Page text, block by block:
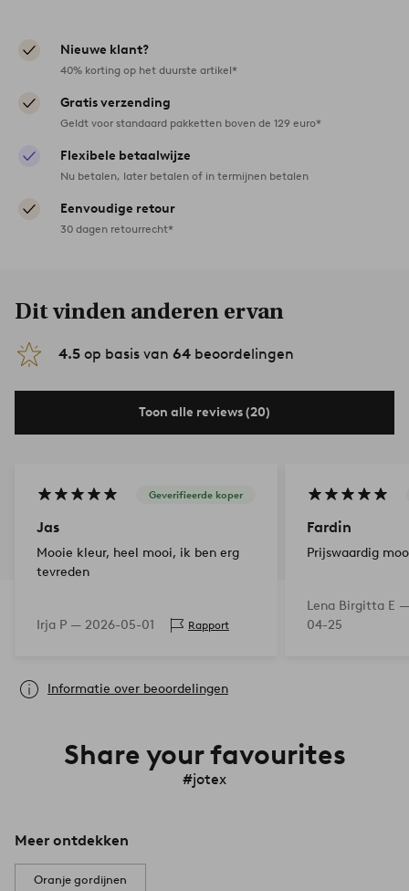
Nieuwe klant?
40% korting op het duurste artikel*
Gratis verzending
Geldt voor standaard pakketten boven de 129 euro*
Flexibele betaalwijze
Nu betalen, later betalen of in termijnen betalen
Eenvoudige retour
30 dagen retourrecht*
Dit vinden anderen ervan
4.5 op basis van 64 beoordelingen
Toon alle reviews (20)
Geverifieerde koper
Jas
Mooie kleur, heel mooi, ik ben erg
tevreden
Irja P — 2026-05-01 Rapport
Fardin
Prijswaardig
Lena Birgitta E
04-25
Informatie over beoordelingen
Share your favourites
#jotex
Meer ontdekken
Oranje gordijnen